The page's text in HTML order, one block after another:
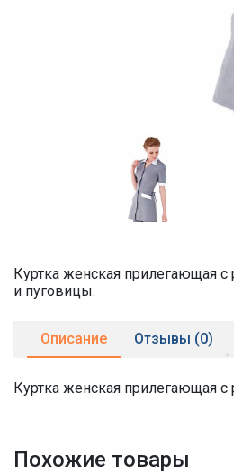
Куртка женская прилегающая с
и пуговицы.
Описание Отзывы (0)
Куртка женская прилегающая с
Похожие товары